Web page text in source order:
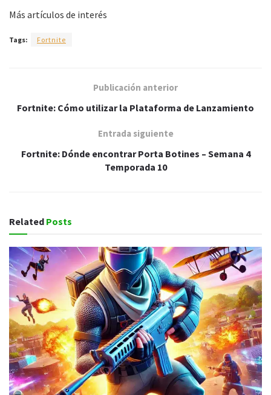
Más artículos de interés
Tags: Fortnite
Publicación anterior
Fortnite: Cómo utilizar la Plataforma de Lanzamiento
Entrada siguiente
Fortnite: Dónde encontrar Porta Botines – Semana 4
Temporada 10
Related Posts